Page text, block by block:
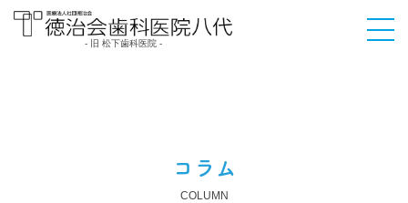
- 旧 松下歯科医院 -
コラム
COLUMN